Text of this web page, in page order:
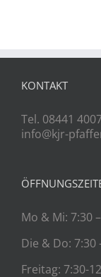
KONTAKT
Tel. 08441
info@kjr-
Mo & Mi: 7:30
Die & Do: 7:30
Freitag: 7:30-